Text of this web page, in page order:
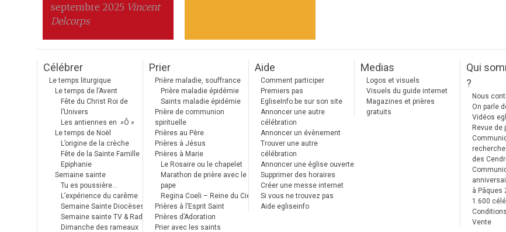
septembre 2025 Vincent
Delcorps
Célébrer
Le temps liturgique
Le temps de l’Avent
Fête du Christ Roi de
l’Univers
Les antiennes en »Ô »
Le temps de Noël
L’origine de la crèche
Fête de la Sainte Famille
Epiphanie
Semaine sainte
Tu es poussière…
L’expérience du carême
Semaine Sainte Diocèses
Semaine sainte TV & Radio
Dimanche des rameaux
Prier
Prière maladie, souffrance
Prière maladie épidémie
Saints maladie épidémie
Prière de communion
spirituelle
Prières au Père
Prières à Jésus
Prières à Marie
Le Rosaire ou le chapelet
Marathon de prière avec le
pape
Regina Coeli – Reine du Ciel
Prières à l’Esprit Saint
Prières d’Adoration
Prier avec les saints
Aide
Comment participer
Premiers pas
EgliseInfo.be sur son site
Annoncer une autre
célébration
Annoncer un évènement
Trouver une autre
célébration
Annoncer une église ouverte
Supprimer des horaires
Créer une messe internet
Si vous ne trouvez pas
Aide egliseinfo
Medias
Logos et visuels
Visuels du guide internet
Magazines et prières
gratuits
Qui
?
Nous
On parle
Vidéos
Revue de
des
à Pâques
1.600
Vente